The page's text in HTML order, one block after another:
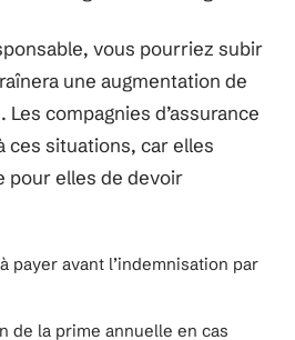
vous pourriez subir
une augmentation de
compagnies d’assurance
ces situations, car elles
pour elles de devoir
payer avant l’indemnisation par
de la prime annuelle en cas